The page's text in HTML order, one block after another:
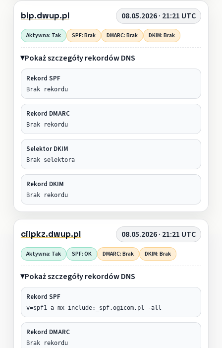
bip.dwup.pl 08.05.2026 · 21:21 UTC
Aktywna: Tak SPF: Brak DMARC: Brak DKIM: Brak
Pokaż szczegóły rekordów DNS
Rekord SPF
Brak rekordu
Rekord DMARC
Brak rekordu
Selektor DKIM
Brak selektora
Rekord DKIM
Brak rekordu
ciipkz.dwup.pl 08.05.2026 · 21:21 UTC
Aktywna: Tak SPF: OK DMARC: Brak DKIM: Brak
Pokaż szczegóły rekordów DNS
Rekord SPF
v=spf1 a mx include:_spf.ogicom.pl -all
Rekord DMARC
Brak rekordu